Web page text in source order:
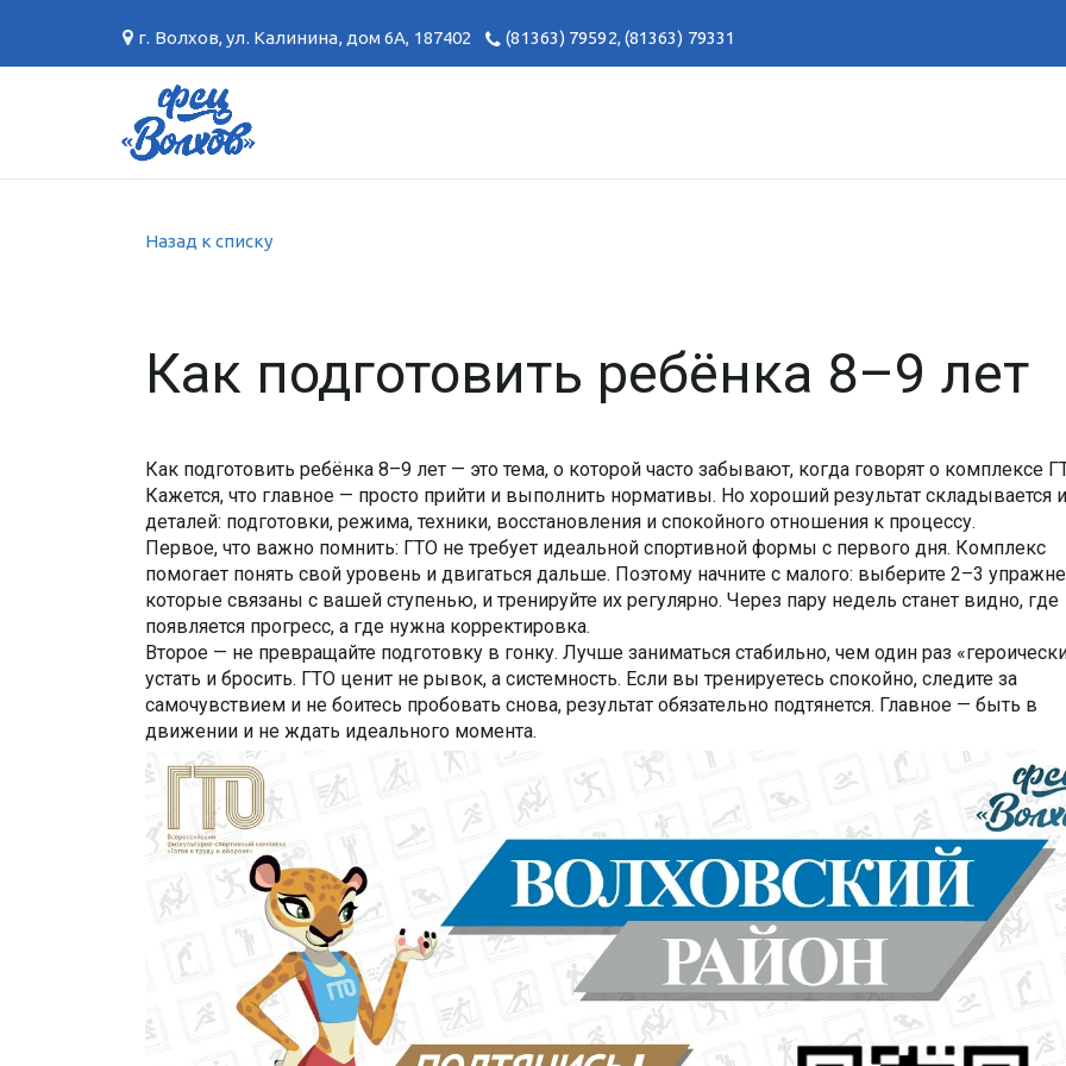
г. Волхов,ул. Калинина, дом 6А, 187402 (81363) 79592,(81363) 79331
Назад к списку
Как подготовить ребёнка 8–9 лет
Как подготовить ребёнка 8–9 лет — это тема, о которой часто забывают, когда говорят о комплексе
Кажется, что главное — просто прийти и выполнить нормативы. Но хороший результат складывается
деталей: подготовки, режима, техники, восстановления и спокойного отношения к процессу.
Первое, что важно помнить: ГТО не требует идеальной спортивной формы с первого дня. Комплекс
помогает понять свой уровень и двигаться дальше. Поэтому начните с малого: выберите 2–3
которые связаны с вашей ступенью, и тренируйте их регулярно. Через пару недель станет видно, где
появляется прогресс, а где нужна корректировка.
Второе — не превращайте подготовку в гонку. Лучше заниматься стабильно, чем один раз
устать и бросить. ГТО ценит не рывок, а системность. Если вы тренируетесь спокойно, следите за
самочувствием и не боитесь пробовать снова, результат обязательно подтянется. Главное — быть в
движении и не ждать идеального момента.